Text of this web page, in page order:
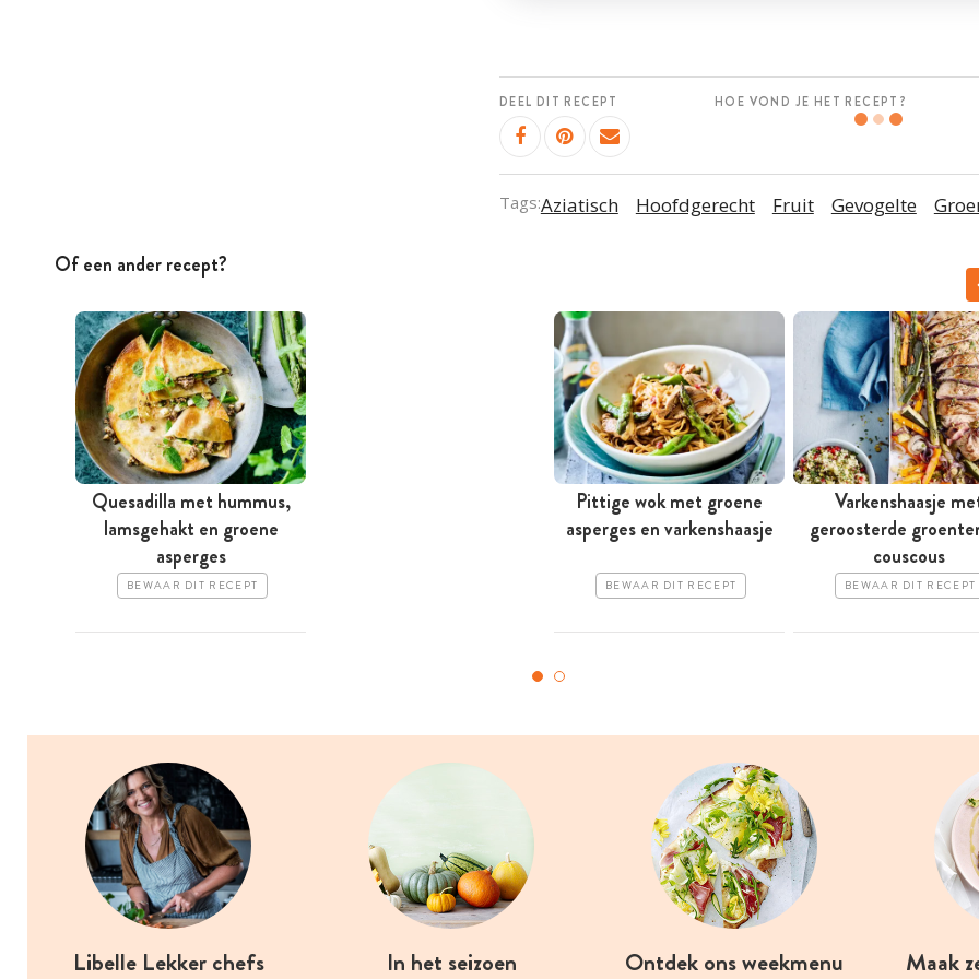
DEEL DIT RECEPT HOE VOND JE HET RECEPT?
Tags:Aziatisch Hoofdgerecht Fruit Gevogelte
Of een ander recept?
Quesadilla met hummus,
lamsgehakt en groene
asperges
BEWAAR DIT RECEPT
Pittige wok met groene
asperges en varkenshaasje
BEWAAR DIT RECEPT
Varkenshaasje
geroosterde
couscous
BEWAAR DIT RECEPT
Libelle Lekker chefs In het seizoen Ontdek ons weekmenu Maak